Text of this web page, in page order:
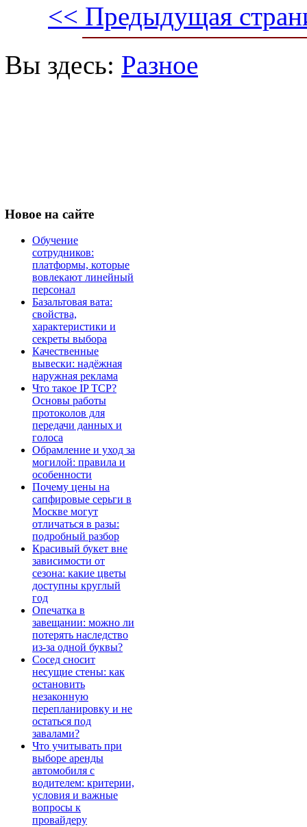
<< Предыдущая
Вы здесь: Разное
Новое на сайте
Обучение
сотрудников:
платформы, которые
вовлекают линейный
персонал
Базальтовая вата:
свойства,
характеристики и
секреты выбора
Качественные
вывески: надёжная
наружная реклама
Что такое IP TCP?
Основы работы
протоколов для
передачи данных и
голоса
Обрамление и уход за
могилой: правила и
особенности
Почему цены на
сапфировые серьги в
Москве могут
отличаться в разы:
подробный разбор
Красивый букет вне
зависимости от
сезона: какие цветы
доступны круглый
год
Опечатка в
завещании: можно ли
потерять наследство
из-за одной буквы?
Сосед сносит
несущие стены: как
остановить
незаконную
перепланировку и не
остаться под
завалами?
Что учитывать при
выборе аренды
автомобиля с
водителем: критерии,
условия и важные
вопросы к
провайдеру